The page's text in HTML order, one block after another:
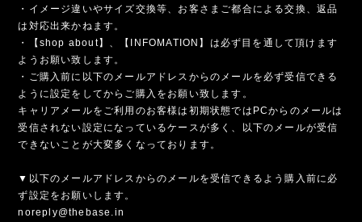
・イメージ違いやサイズ交換等、お客さまご都合による交換、返品
は対応出来かねます。
・【shop about】、【INFOMATION】は必ず目を通して頂けます
ようお願い致します。
・ご購入前に以下のメールアドレスからのメールを必ず受信できる
ように設定をしてからご購入をお願い致します。
キャリアメールをご利用のお客様は初期状態ではPCからのメールは
受信されない設定になっているケースが多く、以下のメールが受信
できないことが大変多くなっております。
▼以下のメールアドレスからのメールを受信できるよう購入前に必
ず設定をお願いします。
noreply@thebase.in